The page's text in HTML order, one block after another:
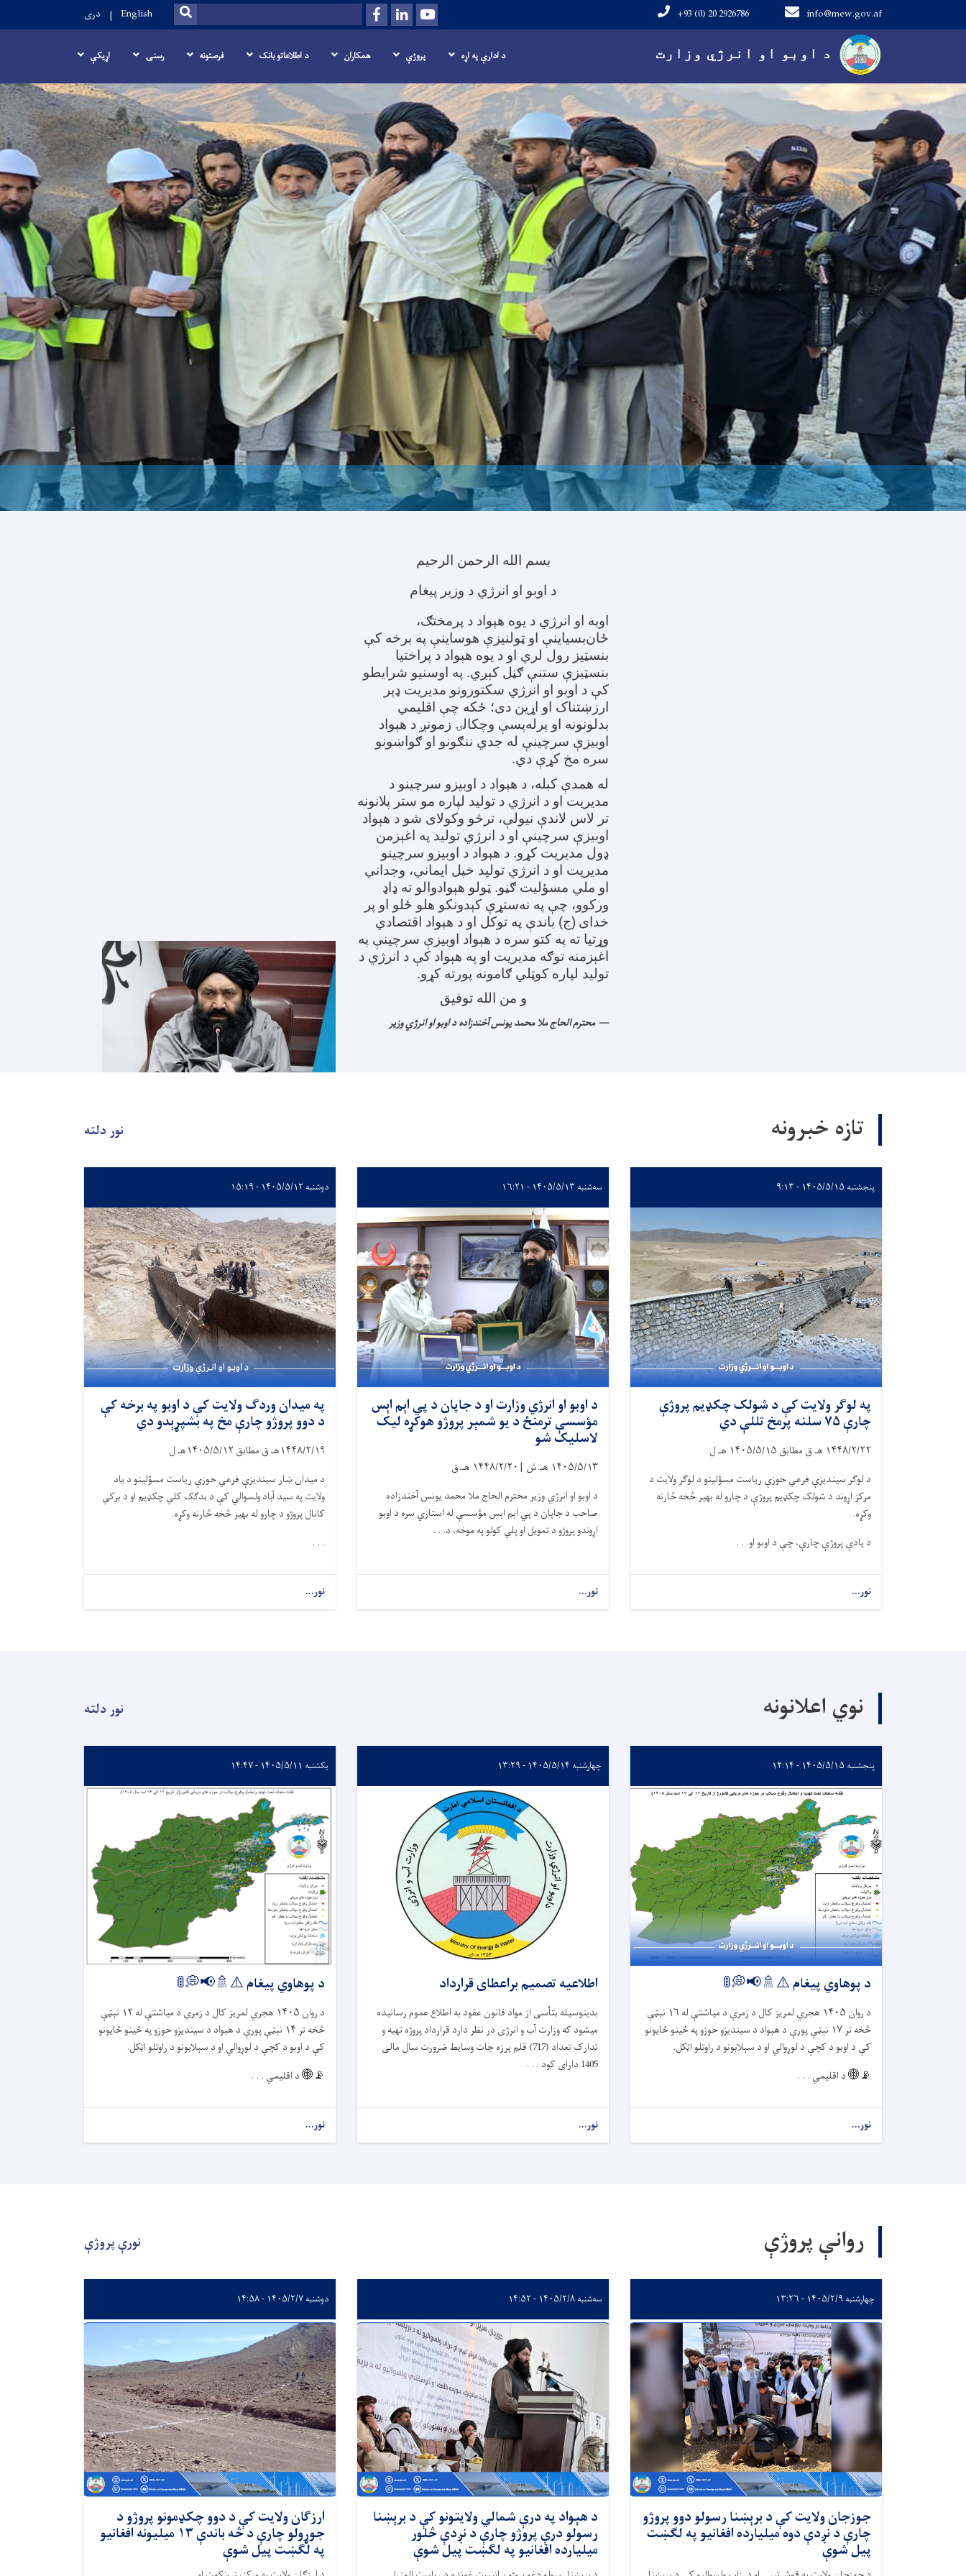
اصلي
منځپانګه
دانګل
د اوبو او انرژي وزارت
info@mew.gov.af
+93 (0) 20 2926786
Youtube
LinkedIn
Facebook
Search
SEARCH
English دری
Main navigation
د ادارې په اړه پروژې همکاران د اطلاعاتو بانک فرصتونه رسنۍ اړيکې
بسم الله الرحمن الرحیم
د اوبو او انرژي د وزیر پیغام
اوبه او انرژي د یوه هېواد د پرمختګ،
ځان‌بسیاینې او ټولنیزې هوساینې په برخه کې
بنسټیز رول لري او د یوه هېواد د پراختیا
بنسټیزې ستنې ګڼل کېږي. په اوسنیو شرایطو
کې د اوبو او انرژي سکتورونو مدیریت ډېر
ارزښتناک او اړین دی؛ ځکه چې اقلیمي
بدلونونه او پرله‌پسې وچکالۍ زمونږ د هېواد
اوبیزې سرچینې له جدي ننګونو او ګواښونو
سره مخ کړې دي.
له همدې کبله، د هېواد د اوبیزو سرچینو د
مدیریت او د انرژي د تولید لپاره مو ستر پلانونه
تر لاس لاندې نیولې، ترڅو وکولای شو د هېواد
اوبیزې سرچینې او د انرژي تولید په اغېزمن
ډول مدیریت کړو. د هېواد د اوبیزو سرچینو
مدیریت او د انرژي تولید خپل ایماني، وجداني
او ملي مسؤلیت ګڼو. ټولو هېوادوالو ته ډاډ
ورکوو، چې په نه‌ستړې کېدونکو هلو ځلو او پر
خدای (ج) باندې په توکل او د هېواد اقتصادي
وړتیا ته په کتو سره د هېواد اوبیزې سرچینې په
اغېزمنه توګه مدیریت او په هېواد کې د انرژي د
تولید لپاره کوټلي ګامونه پورته کړو.
و من الله توفیق
محترم الحاج ملا محمد یونس آخندزاده د اوبو او انرژي وزیر
تازه خبرونه نور دلته
پنجشنبه ۱۴۰۵/۵/۱۵ - ۹:۱۳
په لوګر ولایت کې د شولک چکډیم پروژې
چارې ۷۵ سلنه پرمخ تللې دي
۱۴۴۸/۲/۲۲ هـ ق مطابق ۱۴۰۵/۵/۱۵ هـ ل
د لوګر سیندیزې فرعي حوزې ریاست مسؤلینو د لوګر ولایت د
مرکز اړوند د شولک چکډیم پروژې د چارو له بهیر څخه څارنه
وکړه.
د یادې پروژې چارې، چې د اوبو او. . .
نور...
سه‌شنبه ۱۴۰۵/۵/۱۳ - ۱۶:۲۱
د اوبو او انرژي وزارت او د جاپان د پي اېم اېس
مؤسسې ترمنځ د یو شمېر پروژو هوکړه لیک
لاسلیک شو
۱۴۰۵/۵/۱۳ هـ.ش | ۱۴۴۸/۲/۲۰ هـ.ق
د اوبو او انرژي وزیر محترم الحاج ملا محمد یونس آخندزاده
صاحب د جاپان د پي اېم اېس مؤسسې له استازي سره د اوبو
اړوندو پروژو د تمویل او پلي کولو په موخه، د. . .
نور...
دوشنبه ۱۴۰۵/۵/۱۲ - ۱۵:۱۹
په میدان وردګ ولایت کې د اوبو په برخه کې
د دوو پروژو چارې مخ په بشپړېدو دي
۱۴۴۸/۲/۱۹هـ ق مطابق ۱۴۰۵/۵/۱۲هـ ل
د میدان ښار سیندیزې فرعي حوزې ریاست مسؤلینو د یاد
ولایت په سید آباد ولسوالي کې د بدګک کلي چکډیم او د برکي
کانال پروژو د چارو له بهیر څخه څارنه وکړه.
. . .
نور...
نوي اعلانونه نور دلته
پنجشنبه ۱۴۰۵/۵/۱۵ - ۱۲:۱۴
د پوهاوي پیغام ⚠️🚿📢💭🚦
د روان ۱۴۰۵ هجري لمریز کال د زمري د میاشتې له ۱۶ نېټې
څخه تر۱۷ نېټې پورې د هېواد د سیندیزو حوزو په ځينو ځایونو
کې د اوبو د کچې د لوړوالي او د سېلابونو د راوتلو اټکل.
📡🌐د اقلیمي . . .
نور...
چهارشنبه ۱۴۰۵/۵/۱۴ - ۱۳:۲۹
اطلاعیه تصمیم براعطای قرارداد
بدینوسیله بتأسی از مواد قانون عقود به اطلاع عموم رسانیده
میشود که وزارت آب و انرژی در نظر دارد قرارداد پروژه تهیه و
تدارک تعداد (717) قلم پرزه جات وسایط ضرورت سال مالی
1405 دارای کود . . .
نور...
یکشنبه ۱۴۰۵/۵/۱۱ - ۱۴:۴۷
د پوهاوي پیغام ⚠️🚿📢💭🚦
د روان ۱۴۰۵ هجري لمریز کال د زمري د میاشتې له ۱۲ نېټې
څخه تر۱۴ نېټې پورې د هېواد د سیندیزو حوزو په ځينو ځایونو
کې د اوبو د کچې د لوړوالي او د سېلابونو د راوتلو اټکل.
📡🌐د اقلیمي . . .
نور...
روانې پروژې نورې پروژې
چهارشنبه ۱۴۰۵/۲/۹ - ۱۳:۲۶
جوزجان ولایت کې د برېښنا رسولو دوو پروژو
چارې د نږدې دوه میلیارده افغانیو په لګښت
پیل شوې
سه‌شنبه ۱۴۰۵/۲/۸ - ۱۴:۵۲
د هېواد په درې شمالي ولایتونو کې د برېښنا
رسولو درې پروژو چارې د نږدې څلور
میلیارده افغانیو په لګښت پیل شوې
دوشنبه ۱۴۰۵/۲/۷ - ۱۴:۵۸
ارزګان ولایت کې د دوو چکډمونو پروژو د
جوړولو چارې د څه باندې ۱۳‌ میلیونه افغانیو
په لګښت پیل شوې